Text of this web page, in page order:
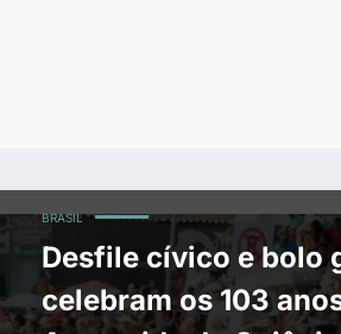
BRASIL
Desfile cívico e bolo
celebram os 103